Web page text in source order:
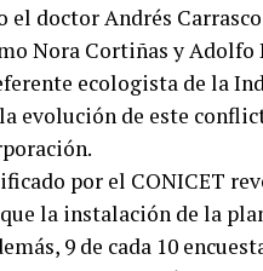
el doctor Andrés
Nora Cortiñas y
ecologista de la
evolución de este
por el CONICET
la instalación de la
9 de cada 10